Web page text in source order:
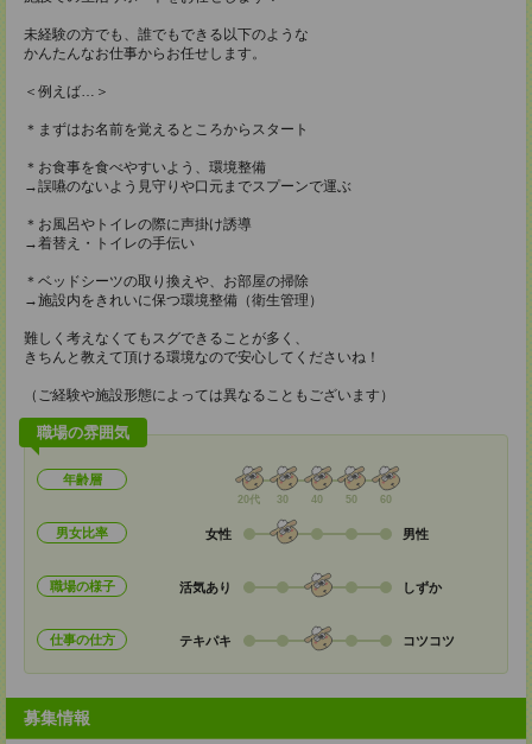
未経験の方でも、誰でもできる以下のような
かんたんなお仕事からお任せします。
＜例えば…＞
＊まずはお名前を覚えるところからスタート
＊お食事を食べやすいよう、環境整備
→誤嚥のないよう見守りや口元までスプーンで運ぶ
＊お風呂やトイレの際に声掛け誘導
→着替え・トイレの手伝い
＊ベッドシーツの取り換えや、お部屋の掃除
→施設内をきれいに保つ環境整備（衛生管理）
難しく考えなくてもスグできることが多く、
きちんと教えて頂ける環境なので安心してくださいね！
（ご経験や施設形態によっては異なることもございます）
職場の雰囲気
年齢層
20代 30 40 50 60
男女比率 女性 男性
職場の様子 活気あり しずか
仕事の仕方 テキパキ コツコツ
募集情報